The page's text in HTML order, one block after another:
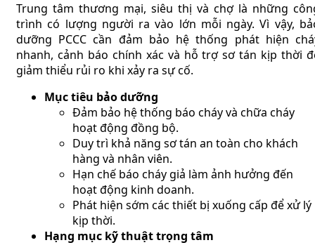
Trung tâm thương mại, siêu thị và chợ là những
trình có lượng người ra vào lớn mỗi ngày. Vì vậy,
dưỡng PCCC cần đảm bảo hệ thống phát hiện
nhanh, cảnh báo chính xác và hỗ trợ sơ tán kịp thời
giảm thiểu rủi ro khi xảy ra sự cố.
Mục tiêu bảo dưỡng
Đảm bảo hệ thống báo cháy và chữa cháy
hoạt động đồng bộ.
Duy trì khả năng sơ tán an toàn cho khách
hàng và nhân viên.
Hạn chế báo cháy giả làm ảnh hưởng đến
hoạt động kinh doanh.
Phát hiện sớm các thiết bị xuống cấp để xử lý
kịp thời.
Hạng mục kỹ thuật trọng tâm